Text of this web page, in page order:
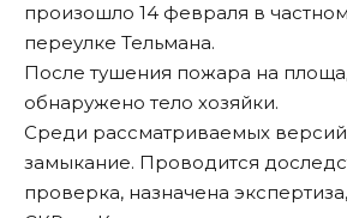
произошло 14 февраля в
переулке Тельмана.
После тушения пожара на
обнаружено тело хозяйки.
Среди рассматриваемых версий
замыкание. Проводится
проверка, назначена